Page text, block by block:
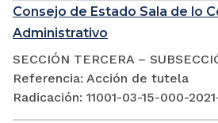
Consejo de Estado Sala de lo
Administrativo
SECCIÓN TERCERA –
Referencia: Acción de tutela
Radicación: 11001-03-15-000-